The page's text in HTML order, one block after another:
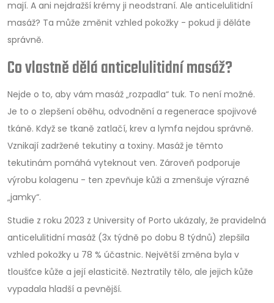
mají. A ani nejdražší krémy ji neodstraní. Ale anticelulitidní
masáž? Ta může změnit vzhled pokožky - pokud ji děláte
správně.
Co vlastně dělá anticelulitidní masáž?
Nejde o to, aby vám masáž „rozpadla“ tuk. To není možné.
Je to o zlepšení oběhu, odvodnění a regenerace spojivové
tkáně. Když se tkaně zatlačí, krev a lymfa nejdou správně.
Vznikají zadržené tekutiny a toxiny. Masáž je těmto
tekutinám pomáhá vyteknout ven. Zároveň podporuje
výrobu kolagenu - ten zpevňuje kůži a zmenšuje výrazné
„jamky“.
Studie z roku 2023 z University of Porto ukázaly, že pravidelná
anticelulitidní masáž (3x týdně po dobu 8 týdnů) zlepšila
vzhled pokožky u 78 % účastnic. Největší změna byla v
tloušťce kůže a její elasticitě. Neztratily tělo, ale jejich kůže
vypadala hladší a pevnější.